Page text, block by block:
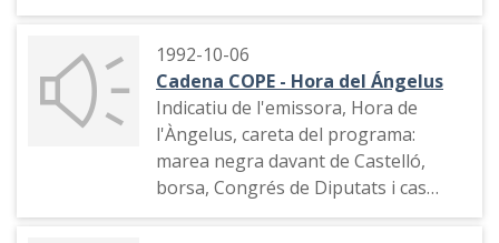
1992-10-06
Cadena COPE - Hora del Ángelus
Indicatiu de l'emissora, Hora de
l'Àngelus, careta del programa:
marea negra davant de Castelló,
borsa, Congrés de Diputats i cas
Filesa, etc.